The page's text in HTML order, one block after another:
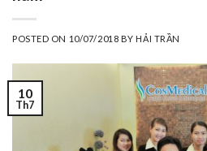
POSTED ON 10/07/2018 BYHẢI TRẦN
10
Th7